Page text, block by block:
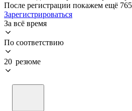
После регистрации покажем ещё
Зарегистрироваться
За всё время
По соответствию
20 резюме